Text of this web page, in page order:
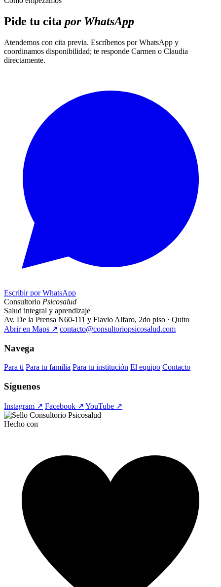
Pide tu cita por WhatsApp
Atendemos con cita previa. Escríbenos por WhatsApp y
coordinamos disponibilidad; te responde Carmen o Claudia
directamente.
Escribir por WhatsApp
Consultorio Psicosalud
Salud integral y aprendizaje
Av. De la Prensa N60-111 y Flavio Alfaro, 2do piso · Quito
Abrir en Maps ↗ contacto@consultoriopsicosalud.com
Navega
Para ti Para tu familia Para tu institución El equipo Contacto
Síguenos
Instagram ↗ Facebook ↗ YouTube ↗
Hecho con